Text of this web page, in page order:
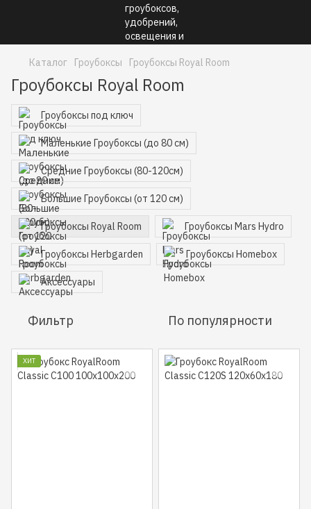
Каталог Гроубоксы Гроубоксы Royal Room
Гроубоксы Royal Room
Гроубоксы под ключ
Маленькие Гроубоксы (до 80 см)
Средние Гроубоксы (80-120см)
Большие Гроубоксы (от 120 см)
Гроубоксы Royal Room Гроубоксы Mars Hydro
Гроубоксы Herbgarden Гроубоксы Homebox
Аксессуары
Фильтр По популярности
ХИТ